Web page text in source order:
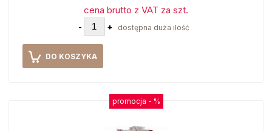
cena brutto z VAT za szt.
- + dostępna duża ilość
DO KOSZYKA
promocja - %